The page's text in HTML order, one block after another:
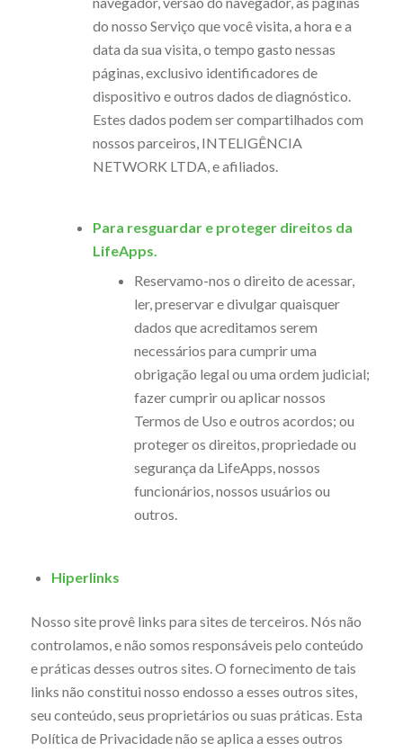
do nosso Serviço que você visita, a hora e a
data da sua visita, o tempo gasto nessas
páginas, exclusivo identificadores de
dispositivo e outros dados de diagnóstico.
Estes dados podem ser compartilhados com
nossos parceiros, INTELIGÊNCIA
NETWORK LTDA, e afiliados.
Para resguardar e proteger direitos da
LifeApps.
Reservamo-nos o direito de acessar,
ler, preservar e divulgar quaisquer
dados que acreditamos serem
necessários para cumprir uma
obrigação legal ou uma ordem judicial;
fazer cumprir ou aplicar nossos
Termos de Uso e outros acordos; ou
proteger os direitos, propriedade ou
segurança da LifeApps, nossos
funcionários, nossos usuários ou
outros.
Hiperlinks
Nosso site provê links para sites de terceiros. Nós não
controlamos, e não somos responsáveis pelo conteúdo
e práticas desses outros sites. O fornecimento de tais
links não constitui nosso endosso a esses outros sites,
seu conteúdo, seus proprietários ou suas práticas. Esta
Política de Privacidade não se aplica a esses outros